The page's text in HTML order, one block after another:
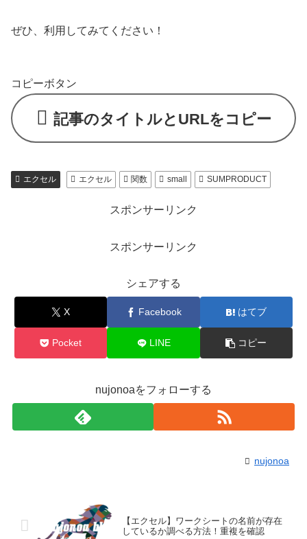
ぜひ、利用してみてください！
コピーボタン
記事のタイトルとURLをコピー
エクセル エクセル 関数 small SUMPRODUCT
スポンサーリンク
スポンサーリンク
シェアする
X Facebook はてブ
Pocket LINE コピー
nujonoaをフォローする
nujonoa
【エクセル】ワークシートの名前が存在
しているか調べる方法！重複を確認